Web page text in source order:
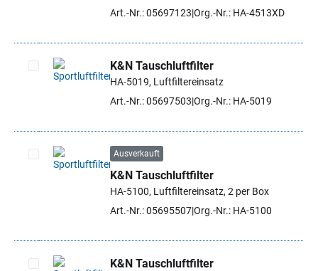
Art.-Nr.: 05697123 Org.-Nr.: HA-4513XD
Artikel auswählen
K&N Tauschluftfilter
HA-5019, Luftfiltereinsatz
Art.-Nr.: 05697503 Org.-Nr.: HA-5019
Artikel auswählen
Ausverkauft
K&N Tauschluftfilter
HA-5100, Luftfiltereinsatz, 2 per Box
Art.-Nr.: 05695507Org.-Nr.: HA-5100
K&N Tauschluftfilter